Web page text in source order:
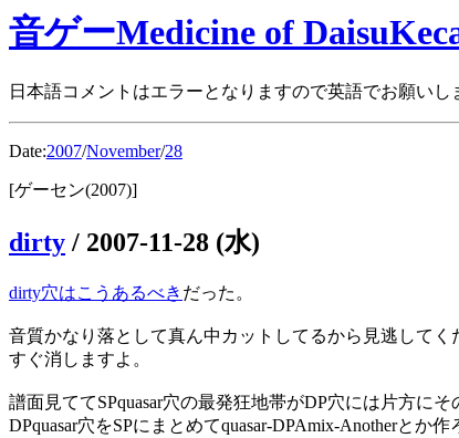
音ゲーMedicine of
日本語コメントはエラーとなりますので英語でお願いし
Date:2007/November/28
[ゲーセン(2007)]
dirty / 2007-11-28 (水)
dirty穴はこうあるべき だった。
音質かなり落として真ん中カットしてるから見逃してく
すぐ消しますよ。
譜面見ててSPquasar穴の最発狂地帯がDP穴には片方に
DPquasar穴をSPにまとめてquasar-DPAmix-Anotherとか